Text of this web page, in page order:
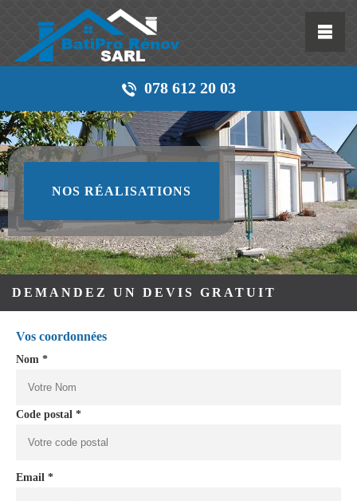
078 612 20 03
NOS RÉALISATIONS
DEMANDEZ UN DEVIS GRATUIT
Vos coordonnées
Nom *
Code postal *
Email *